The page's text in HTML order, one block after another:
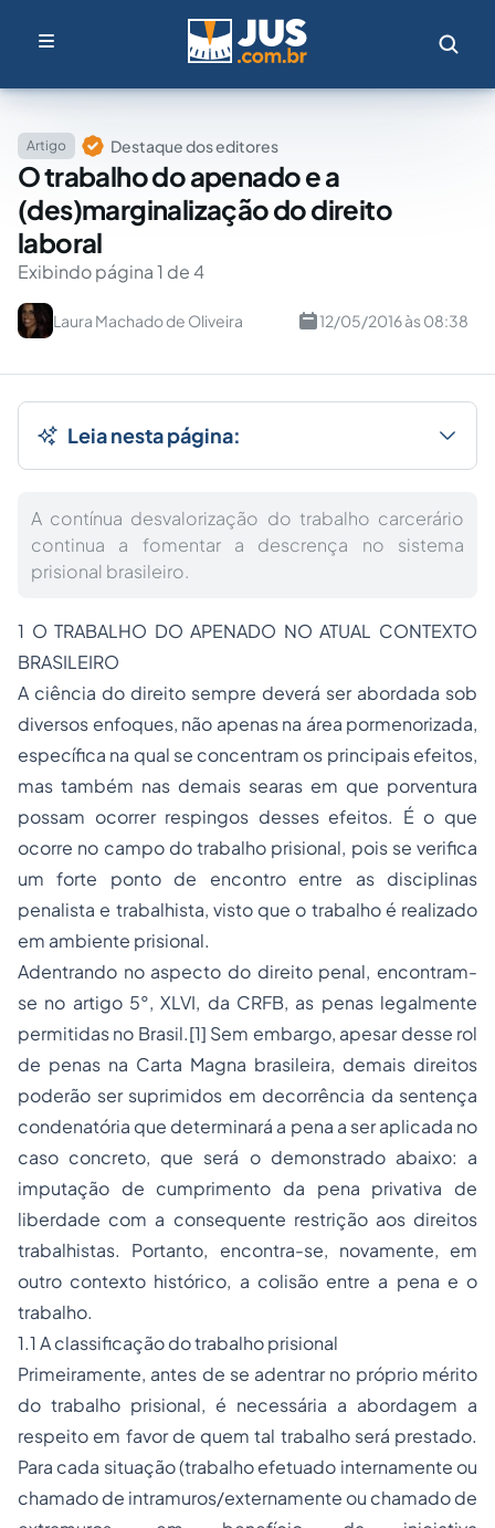
Artigo Destaque dos editores
O trabalho do apenado e a
(des)marginalização do direito
laboral
Exibindo página 1 de 4
Laura Machado de Oliveira 12/05/2016 às 08:38
Leia nesta página:
A contínua desvalorização do trabalho carcerário
continua a fomentar a descrença no sistema
prisional brasileiro.
1 O TRABALHO DO APENADO NO ATUAL CONTEXTO
BRASILEIRO
A ciência do direito sempre deverá ser abordada sob
diversos enfoques, não apenas na área pormenorizada,
específica na qual se concentram os principais efeitos,
mas também nas demais searas em que porventura
possam ocorrer respingos desses efeitos. É o que
ocorre no campo do trabalho prisional, pois se verifica
um forte ponto de encontro entre as disciplinas
penalista e trabalhista, visto que o trabalho é realizado
em ambiente prisional.
Adentrando no aspecto do direito penal, encontram-
se no artigo 5°, XLVI, da CRFB, as penaslegalmente
permitidas no Brasil.[1] Sem embargo, apesar desse rol
de penas na Carta Magna brasileira, demais direitos
poderão ser suprimidos em decorrência da sentença
condenatória que determinará a pena a ser aplicada no
caso concreto, que será o demonstrado abaixo: a
imputação de cumprimento da pena privativa de
liberdade com a consequente restrição aos direitos
trabalhistas. Portanto, encontra-se, novamente, em
outro contexto histórico, a colisão entre a pena e o
trabalho.
1.1 A classificação do trabalho prisional
Primeiramente, antes de se adentrar no próprio mérito
do trabalho prisional, é necessária a abordagem a
respeito em favor de quem tal trabalho será prestado.
Para cada situação (trabalho efetuado internamente ou
chamado de intramuros/externamente ou chamado de